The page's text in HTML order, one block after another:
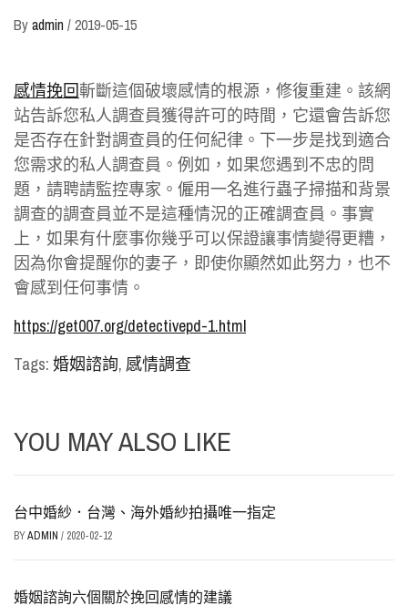
Byadmin /2019-05-15
感情挽回斬斷這個破壞感情的根源，修復重建。該網
站告訴您私人調查員獲得許可的時間，它還會告訴您
是否存在針對調查員的任何紀律。下一步是找到適合
您需求的私人調查員。例如，如果您遇到不忠的問
題，請聘請監控專家。僱用一名進行蟲子掃描和背景
調查的調查員並不是這種情況的正確調查員。事實
上，如果有什麼事你幾乎可以保證讓事情變得更糟，
因為你會提醒你的妻子，即使你顯然如此努力，也不
會感到任何事情。
https://get007.org/detectivepd-1.html
Tags: 婚姻諮詢, 感情調查
YOU MAY ALSO LIKE
台中婚紗．台灣、海外婚紗拍攝唯一指定
BYADMIN / 2020-02-12
婚姻諮詢六個關於挽回感情的建議